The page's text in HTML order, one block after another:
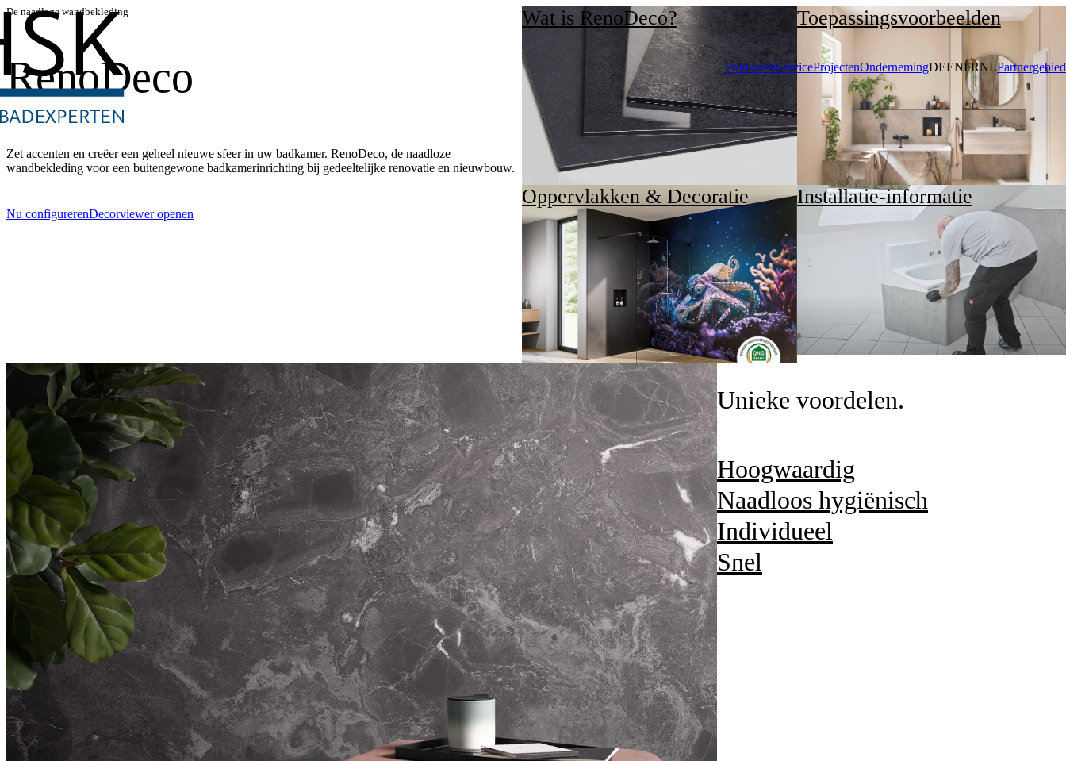
ProductenServiceProjectenOndernemingDEENFRNLPartnergebied
De naadloze wandbekleding
RenoDeco
Zet accenten en creëer een geheel nieuwe sfeer in uw badkamer. RenoDeco, de naadloze
wandbekleding voor een buitengewone badkamerinrichting bij gedeeltelijke renovatie en nieuwbouw.
Nu configurerenDecorviewer openen
Wat is RenoDeco? Toepassingsvoorbeelden
Oppervlakken & Decoratie Installatie-informatie
Unieke voordelen.
Hoogwaardig
Naadloos hygiënisch
Individueel
Snel